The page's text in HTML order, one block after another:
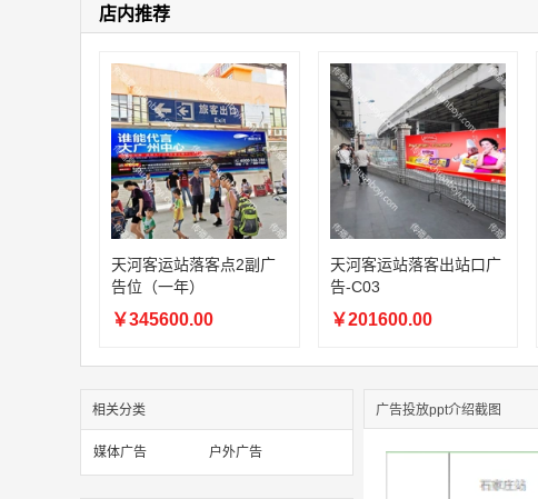
店内推荐
天河客运站落客点2副广
告位（一年）
￥345600.00
天河客运站落客出站口广
告-C03
￥201600.00
相关分类
媒体广告 户外广告
广告投放ppt介绍截图